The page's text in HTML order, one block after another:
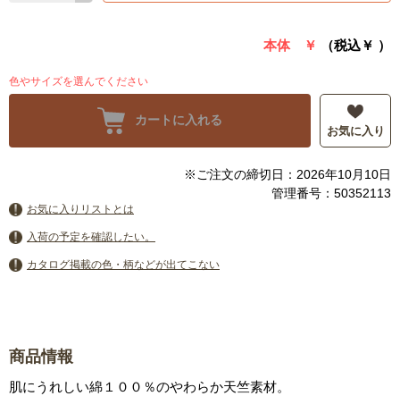
本体 ￥ （税込￥ ）
色やサイズを選んでください
カートに入れる
お気に入り
※ご注文の締切日：2026年10月10日
管理番号：50352113
お気に入りリストとは
入荷の予定を確認したい。
カタログ掲載の色・柄などが出てこない
商品情報
肌にうれしい綿１００％のやわらか天竺素材。